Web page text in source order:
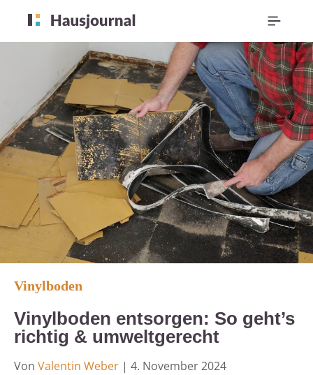
Vinylboden
Vinylboden entsorgen: So geht’s
richtig & umweltgerecht
Von Valentin Weber | 4. November 2024